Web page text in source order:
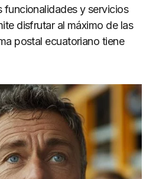
funcionalidades y servicios
disfrutar al máximo de las
postal ecuatoriano tiene